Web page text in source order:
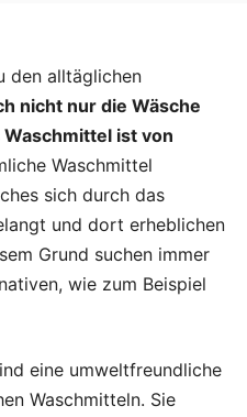
den alltäglichen
nicht nur die Wäsche
ist von
Waschmittel
sich durch das
und dort erheblichen
Grund suchen immer
wie zum Beispiel
eine umweltfreundliche
Waschmitteln. Sie